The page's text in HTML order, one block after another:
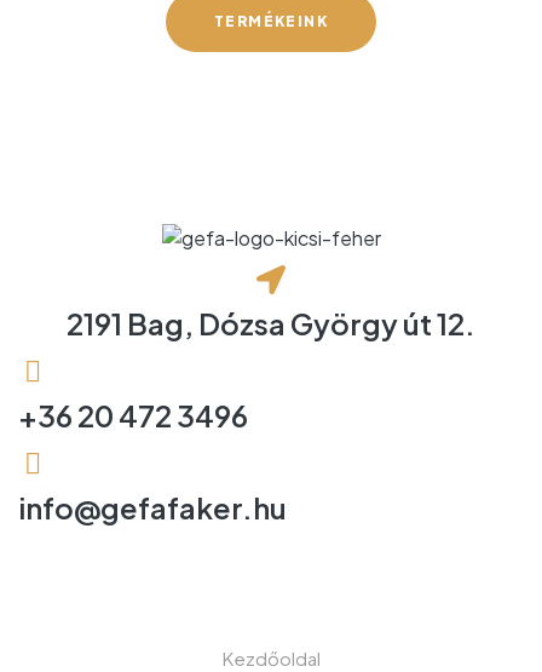
TERMÉKEINK
2191 Bag, Dózsa György út 12.
+36 20 472 3496
info@gefafaker.hu
Kezdőoldal